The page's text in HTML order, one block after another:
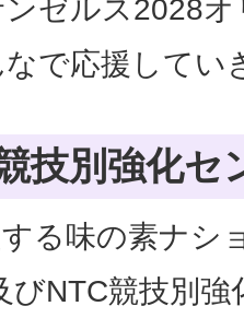
ゼルス2028
で応援してい
技別強化
る味の素ナシ
びNTC競技別